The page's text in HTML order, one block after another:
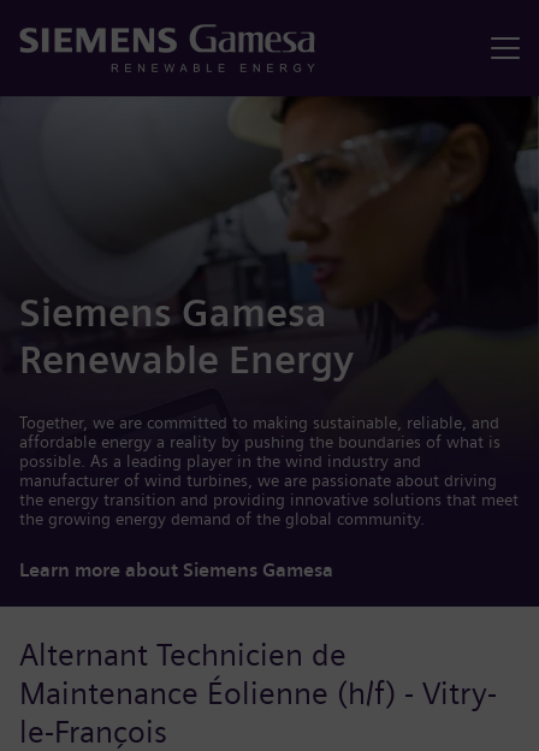
Siemens Gamesa
Renewable Energy
Together, we are committed to making sustainable, reliable, and
affordable energy a reality by pushing the boundaries of what is
possible. As a leading player in the wind industry and
manufacturer of wind turbines, we are passionate about driving
the energy transition and providing innovative solutions that meet
the growing energy demand of the global community.
Learn more about Siemens Gamesa
Alternant Technicien de
Maintenance Éolienne (h/f) - Vitry-
le-François